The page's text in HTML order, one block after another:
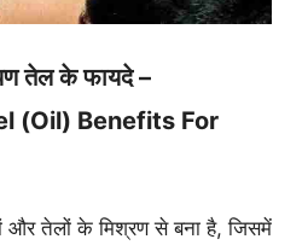
तेल के फायदे –
(Oil) Benefits For
और तेलों के मिश्रण से बना है, जिसमें